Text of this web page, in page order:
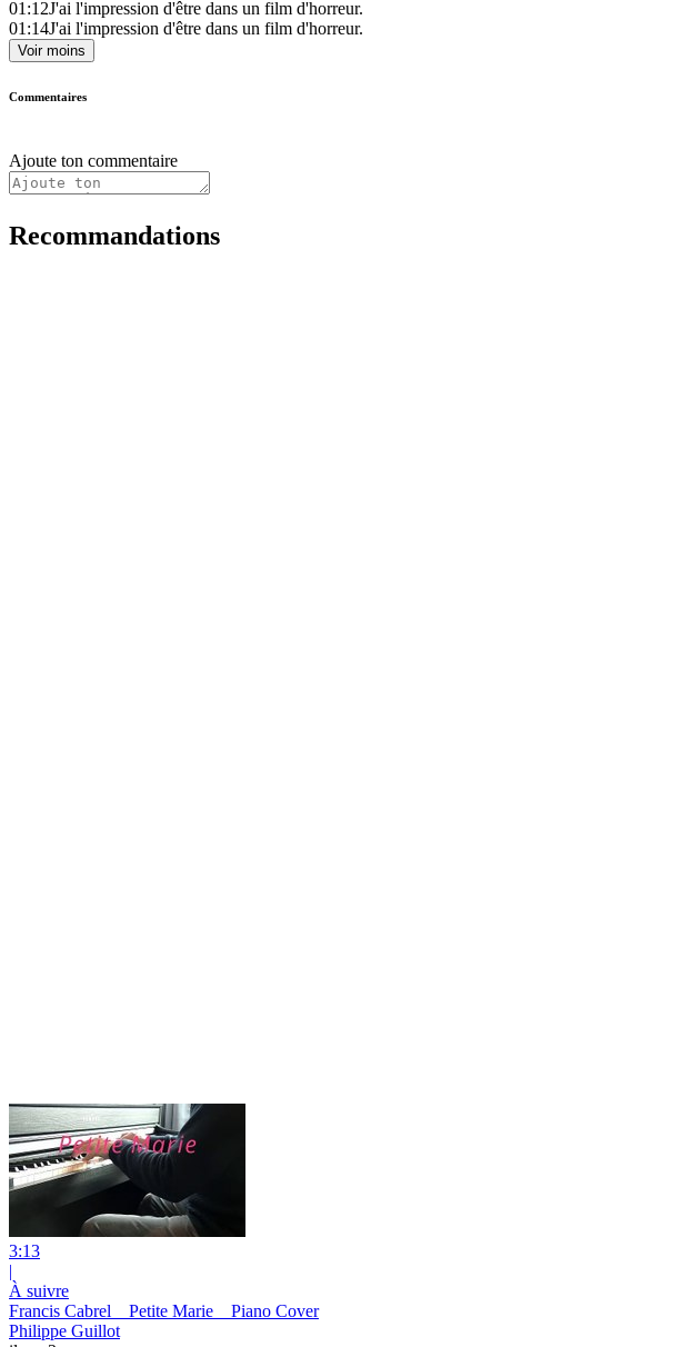
01:12J'ai l'impression d'être dans un film d'horreur.
01:14J'ai l'impression d'être dans un film d'horreur.
Voir moins
Commentaires
Ajoute ton commentaire
Recommandations
3:13
|
À suivre
Francis Cabrel _ Petite Marie _ Piano Cover
Philippe Guillot